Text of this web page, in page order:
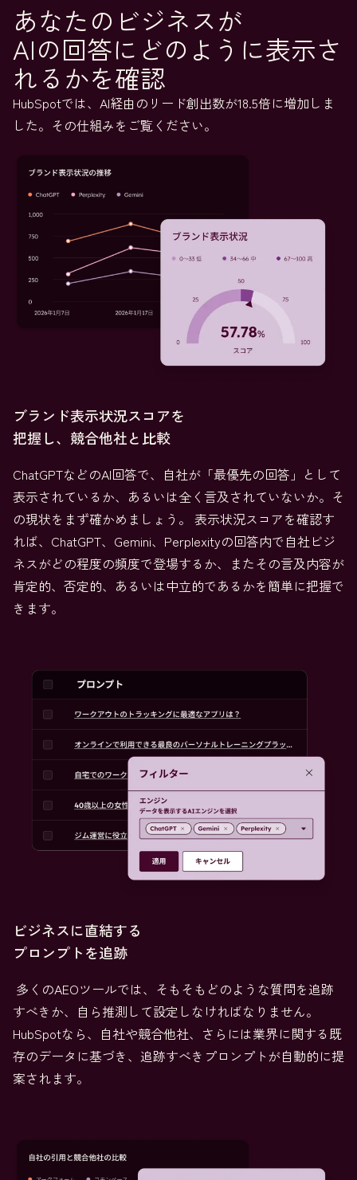
あなたのビジネスが
AIの回答にどのように表示さ
れるかを確認
HubSpotでは、AI経由のリード創出数が18.5倍に増加しま
した。その仕組みをご覧ください。
ブランド表示状況スコアを
把握し、競合他社と比較
ChatGPTなどのAI回答で、自社が「最優先の回答」として
表示されているか、あるいは全く言及されていないか。そ
の現状をまず確かめましょう。 表示状況スコアを確認す
れば、ChatGPT、Gemini、Perplexityの回答内で自社ビジ
ネスがどの程度の頻度で登場するか、またその言及内容が
肯定的、否定的、あるいは中立的であるかを簡単に把握で
きます。
ビジネスに直結する
プロンプトを追跡
多くのAEOツールでは、そもそもどのような質問を追跡
すべきか、自ら推測して設定しなければなりません。
HubSpotなら、自社や競合他社、さらには業界に関する既
存のデータに基づき、追跡すべきプロンプトが自動的に提
案されます。